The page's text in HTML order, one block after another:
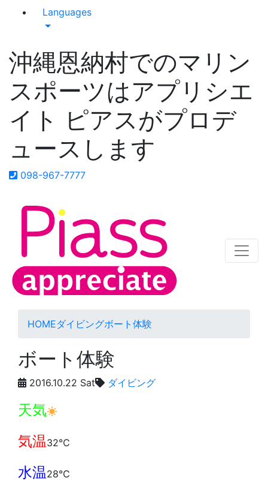
Languages
沖縄恩納村でのマリン
スポーツはアプリシエ
イト ピアスがプロデ
ュースします
098-967-7777
HOMEダイビングボート体験
ボート体験
2016.10.22 Sat ダイビング
天気
気温32℃
水温28℃